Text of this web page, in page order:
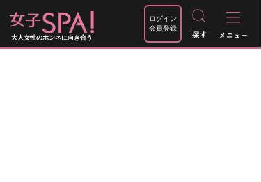
大人女性のホンネに向き合う
ログイン
会員登録